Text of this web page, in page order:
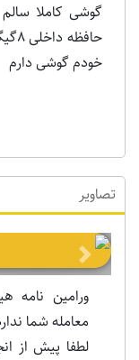
خودم گوشی دارم
تصاویر
Next
ورامین نامه
معامله شما
لطفا پیش از